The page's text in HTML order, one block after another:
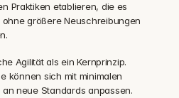
Praktiken etablieren, die es
größere Neuschreibungen
Agilität als ein Kernprinzip.
können sich mit minimalen
neue Standards anpassen.